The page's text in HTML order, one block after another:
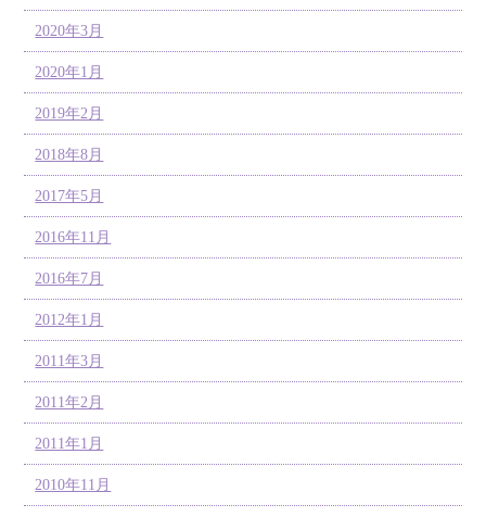
2020年3月
2020年1月
2019年2月
2018年8月
2017年5月
2016年11月
2016年7月
2012年1月
2011年3月
2011年2月
2011年1月
2010年11月